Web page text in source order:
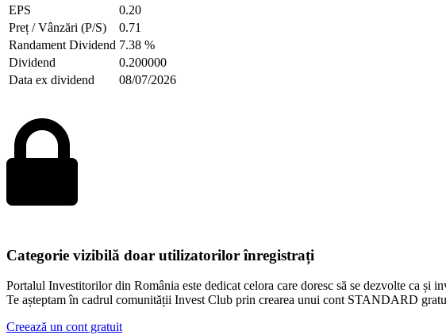
EPS
0.20
Preț / Vânzări (P/S)
0.71
Randament Dividend 7.38 %
Dividend
0.200000
Data ex dividend
08/07/2026
Categorie vizibilă doar utilizatorilor înregistrați
Portalul Investitorilor din România este dedicat celora care doresc să se dezvolte ca
Te așteptam în cadrul comunității Invest Club prin crearea unui cont STANDARD
Creează un cont gratuit